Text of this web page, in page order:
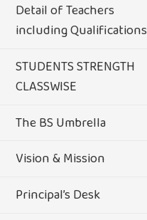
Detail of Teachers
including Qualifications
STUDENTS STRENGTH
CLASSWISE
The BS Umbrella
Vision & Mission
Principal’s Desk